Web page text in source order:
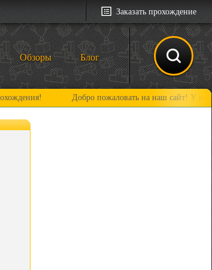
Заказать прохождение
Обзоры Блог
Добро пожаловать на наш сайт! У нас много нового и